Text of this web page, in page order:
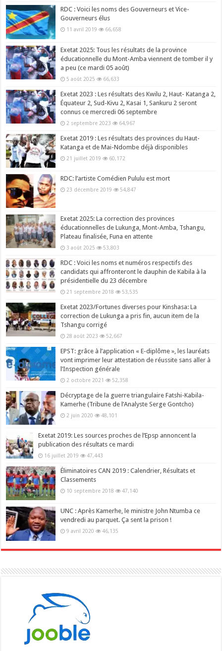
RDC : Voici les noms des Gouverneurs et Vice-
Gouverneurs élus
11 avril 2019 66,658
Exetat 2025: Tous les résultats de la province
éducationnelle du Mont-Amba viennent de tomber il y
a peu (ce mardi 05 août)
5 août 2025 66,633
Exetat 2023 : Les résultats des Kwilu 2, Haut- Katanga 2,
Équateur 2, Sud-Kivu 2, Kasai 1, Sankuru 2 seront
connus ce mercredi 06 septembre
2 septembre 2023 64,967
Exetat 2019 : Les résultats des provinces du Haut-
Katanga et de Mai-Ndombe déjà disponibles
21 juillet 2019 60,172
RDC: l’artiste Comédien Pululu est mort
23 décembre 2019 54,847
Exetat 2025: La correction des provinces
éducationnelles de Lukunga, Mont-Amba, Tshangu,
Plateau finalisée, Funa en attente
3 août 2025 53,803
RDC : Voici les noms et numéros respectifs des
candidats qui affronteront le dauphin de Kabila à la
présidentielle du 23 décembre
21 septembre 2018 53,535
Exetat 2023/Fortunes diverses pour Kinshasa: La
correction de Lukunga a pris fin, aucun item de la
Tshangu corrigé
28 août 2023 52,667
EPST: grâce à l’application « E-diplôme », les lauréats
vont imprimer leur attestation de réussite sans aller à
l’Inspection générale
2 octobre 2021 52,358
Décryptage de la guerre triangulaire Fatshi-Kabila-
Kamerhe (Tribune de l’Analyste Serge Gontcho)
2 juin 2020 48,101
Exetat 2019: Les sources proches de l’Epsp annoncent la
publication des résultats ce mardi
16 juillet 2019 47,443
Éliminatoires CAN 2019 : Calendrier, Résultats et
Classements
10 septembre 2018 47,140
UNC : Après Kamerhe, le ministre John Ntumba ce
vendredi au parquet. Ça sent la prison !
9 avril 2020 46,135